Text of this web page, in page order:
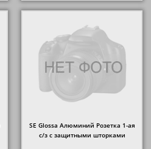
SE Glossa Алюминий Розетка 1-ая
с/з с защитными шторками